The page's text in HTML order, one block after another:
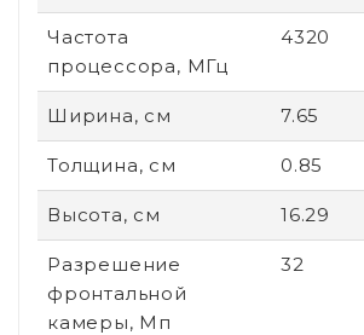
Частота
процессора, МГц
4320
Ширина, см 7.65
Толщина, см 0.85
Высота, см 16.29
Разрешение
фронтальной
камеры, Мп
32